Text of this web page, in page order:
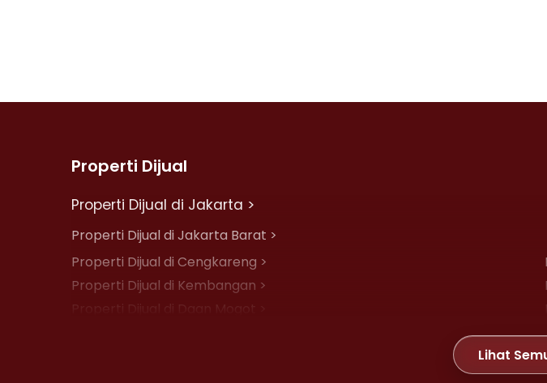
Properti Dijual
Properti Dijual di Jakarta >
Properti Dijual di Jakarta Barat >
Properti Dijual di Cengkareng >
Properti Dijual di Kembangan >
Properti Dijual di Daan Mogot >
Lihat